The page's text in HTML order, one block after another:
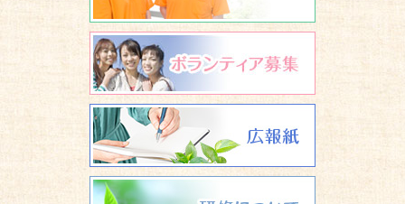
研修について